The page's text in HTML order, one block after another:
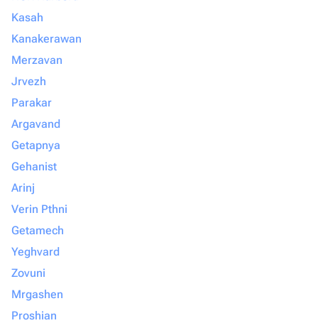
Kasah
Kanakerawan
Merzavan
Jrvezh
Parakar
Argavand
Getapnya
Gehanist
Arinj
Verin Pthni
Getamech
Yeghvard
Zovuni
Mrgashen
Proshian